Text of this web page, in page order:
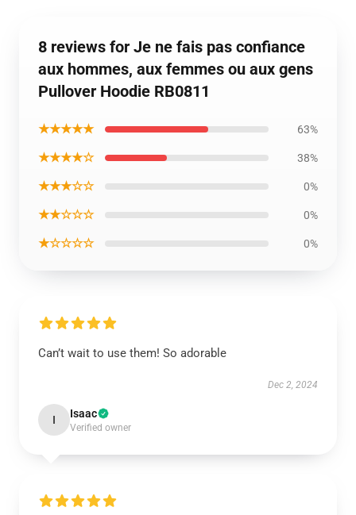
8 reviews for Je ne fais pas confiance
aux hommes, aux femmes ou aux gens
Pullover Hoodie RB0811
★★★★★ 63%
★★★★☆ 38%
★★★☆☆ 0%
★★☆☆☆ 0%
★☆☆☆☆ 0%
Can’t wait to use them! So adorable
Dec 2, 2024
I Isaac
Verified owner